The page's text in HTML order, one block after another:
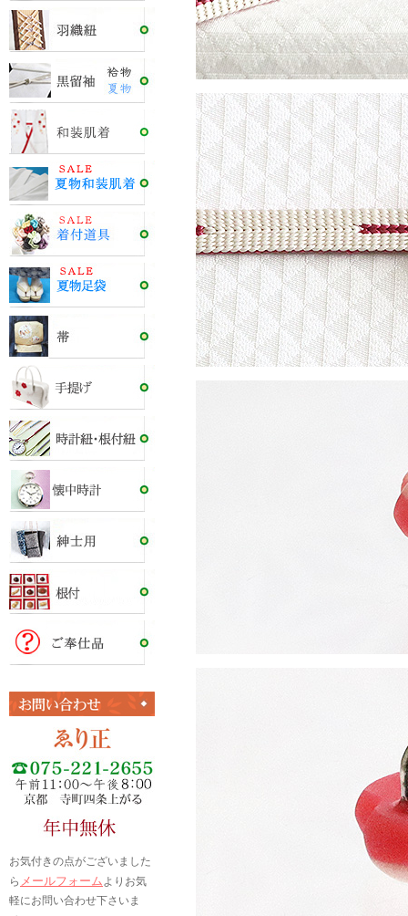
お気付きの点がございました
ら メールフォームよりお気
軽にお問い合わせ下さいま